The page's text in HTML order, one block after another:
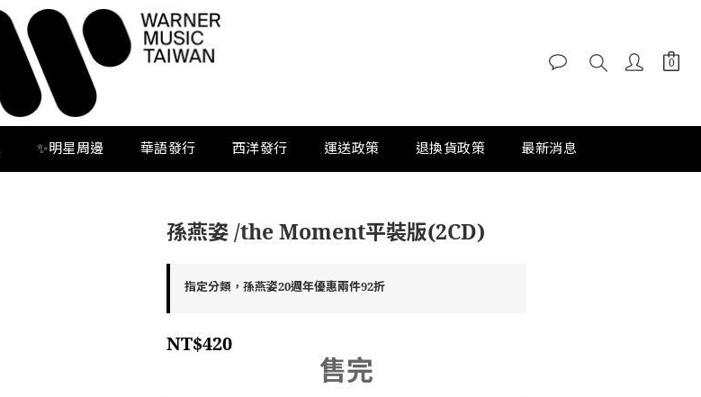
✨明星周邊 華語發行 西洋發行 運送政策 退換貨政策 最新消息
孫燕姿 /the Moment平裝版(2CD)
指定分類，孫燕姿20週年優惠兩件92折
NT$420
售完